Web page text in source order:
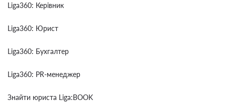
Liga360: Керівник
Liga360: Юрист
Liga360: Бухгалтер
Liga360: PR-менеджер
Знайти юриста Liga:BOOK